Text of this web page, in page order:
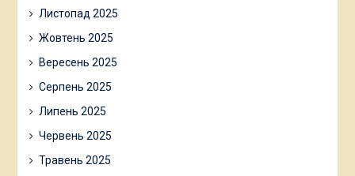
Листопад 2025
Жовтень 2025
Вересень 2025
Серпень 2025
Липень 2025
Червень 2025
Травень 2025